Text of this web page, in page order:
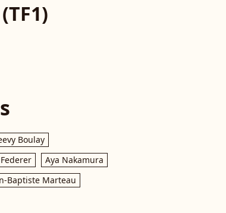
Boulay
Aya Nakamura
Baptiste Marteau